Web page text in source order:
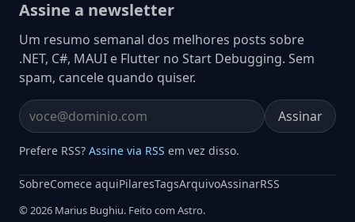
Assine a newsletter
Um resumo semanal dos melhores posts sobre
.NET, C#, MAUI e Flutter no Start Debugging. Sem
spam, cancele quando quiser.
Email address Assinar
Prefere RSS? Assine via RSS em vez disso.
SobreComece aquiPilaresTagsArquivoAssinarRSS
© 2026 Marius Bughiu. Feito com Astro.